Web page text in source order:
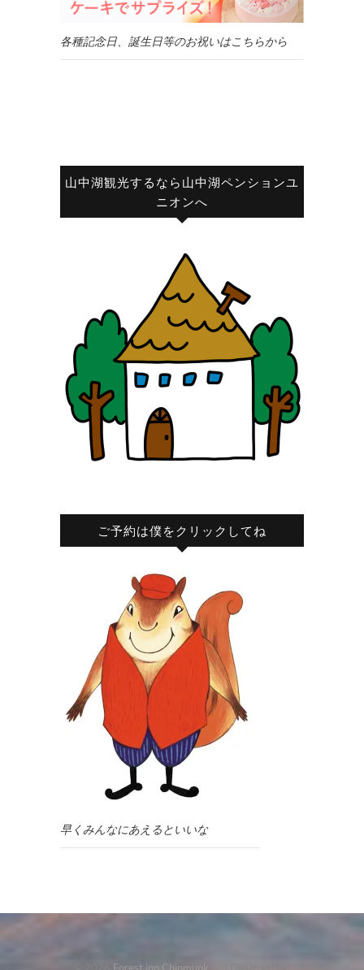
各種記念日、誕生日等のお祝いはこちらから
山中湖観光するなら山中湖ペンションユ
ニオンへ
ご予約は僕をクリックしてね
早くみんなにあえるといいな